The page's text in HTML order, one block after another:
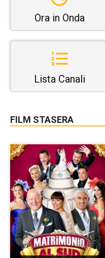
Ora in Onda
Lista Canali
FILM STASERA